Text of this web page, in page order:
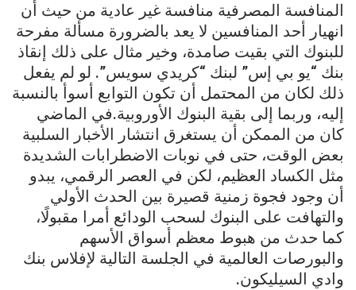
المنافسة المصرفية منافسة غير عادية من حيث أن
انهيار أحد المنافسين لا يعد بالضرورة مسألة مفرحة
للبنوك التي بقيت صامدة، وخير مثال على ذلك إنقاذ
بنك “يو بي إس” لبنك “كريدي سويس”. لو لم يفعل
ذلك لكان من المحتمل أن تكون التوابع أسوأ بالنسبة
إليه، وربما إلى بقية البنوك الأوروبية. في الماضي
كان من الممكن أن يستغرق انتشار الأخبار السلبية
بعض الوقت، حتى في نوبات الاضطرابات الشديدة
مثل الكساد العظيم، لكن في العصر الرقمي، يبدو
أن وجود فجوة زمنية قصيرة بين الحدث الأولي
والتهافت على البنوك لسحب الودائع أمرا مقبولًا،
كما حدث من هبوط معظم أسواق الأسهم
والبورصات العالمية في الجلسة التالية لإفلاس بنك
وادي السيليكون.